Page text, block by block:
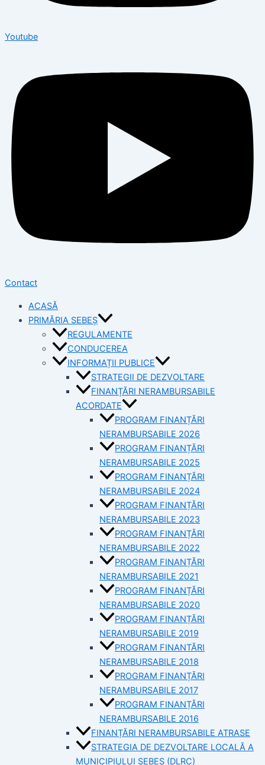
Youtube
Contact
ACASĂ
PRIMĂRIA SEBEȘ
REGULAMENTE
CONDUCEREA
INFORMAȚII PUBLICE
STRATEGII DE DEZVOLTARE
FINANȚĂRI NERAMBURSABILE
ACORDATE
PROGRAM FINANȚĂRI
NERAMBURSABILE 2026
PROGRAM FINANȚĂRI
NERAMBURSABILE 2025
PROGRAM FINANȚĂRI
NERAMBURSABILE 2024
PROGRAM FINANȚĂRI
NERAMBURSABILE 2023
PROGRAM FINANȚĂRI
NERAMBURSABILE 2022
PROGRAM FINANȚĂRI
NERAMBURSABILE 2021
PROGRAM FINANȚĂRI
NERAMBURSABILE 2020
PROGRAM FINANȚĂRI
NERAMBURSABILE 2019
PROGRAM FINANTĂRI
NERAMBURSABILE 2018
PROGRAM FINANȚĂRI
NERAMBURSABILE 2017
PROGRAM FINANȚĂRI
NERAMBURSABILE 2016
FINANȚĂRI NERAMBURSABILE ATRASE
STRATEGIA DE DEZVOLTARE LOCALĂ A
MUNICIPIULUI SEBEȘ (DLRC)